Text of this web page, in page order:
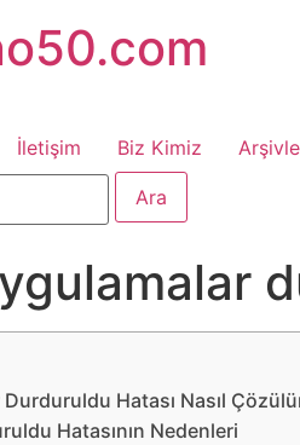
İletişim Biz Kimiz
Hatası Nasıl
Hatasının Nedenleri